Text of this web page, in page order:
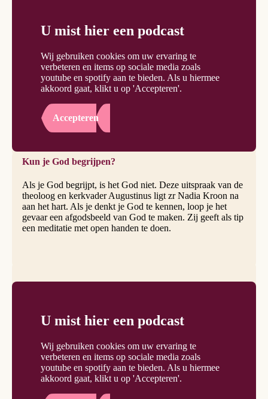
U mist hier een podcast
Wij gebruiken cookies om uw ervaring te
verbeteren en items op sociale media zoals
youtube en spotify aan te bieden. Als u hiermee
akkoord gaat, klikt u op 'Accepteren'.
Accepteren
Kun je God begrijpen?
Als je God begrijpt, is het God niet. Deze uitspraak van de
theoloog en kerkvader Augustinus ligt zr Nadia Kroon na
aan het hart. Als je denkt je God te kennen, loop je het
gevaar een afgodsbeeld van God te maken. Zij geeft als tip
een meditatie met open handen te doen.
U mist hier een podcast
Wij gebruiken cookies om uw ervaring te
verbeteren en items op sociale media zoals
youtube en spotify aan te bieden. Als u hiermee
akkoord gaat, klikt u op 'Accepteren'.